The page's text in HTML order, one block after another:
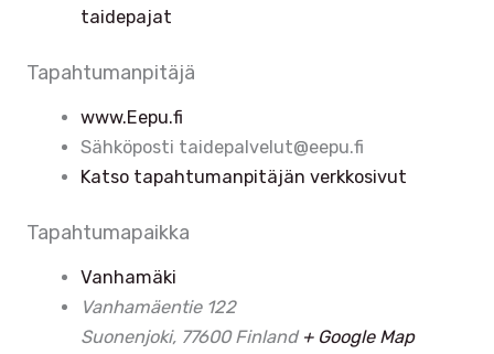
taidepajat
Tapahtumanpitäjä
www.Eepu.fi
Sähköposti taidepalvelut@eepu.fi
Katso tapahtumanpitäjän verkkosivut
Tapahtumapaikka
Vanhamäki
Vanhamäentie 122
Suonenjoki, 77600 Finland + Google Map